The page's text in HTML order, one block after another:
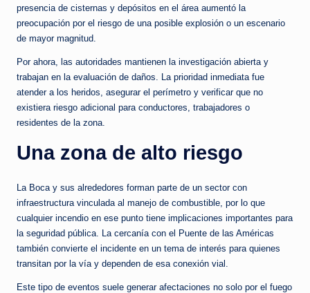
presencia de cisternas y depósitos en el área aumentó la
preocupación por el riesgo de una posible explosión o un escenario
de mayor magnitud.
Por ahora, las autoridades mantienen la investigación abierta y
trabajan en la evaluación de daños. La prioridad inmediata fue
atender a los heridos, asegurar el perímetro y verificar que no
existiera riesgo adicional para conductores, trabajadores o
residentes de la zona.
Una zona de alto riesgo
La Boca y sus alrededores forman parte de un sector con
infraestructura vinculada al manejo de combustible, por lo que
cualquier incendio en ese punto tiene implicaciones importantes para
la seguridad pública. La cercanía con el Puente de las Américas
también convierte el incidente en un tema de interés para quienes
transitan por la vía y dependen de esa conexión vial.
Este tipo de eventos suele generar afectaciones no solo por el fuego